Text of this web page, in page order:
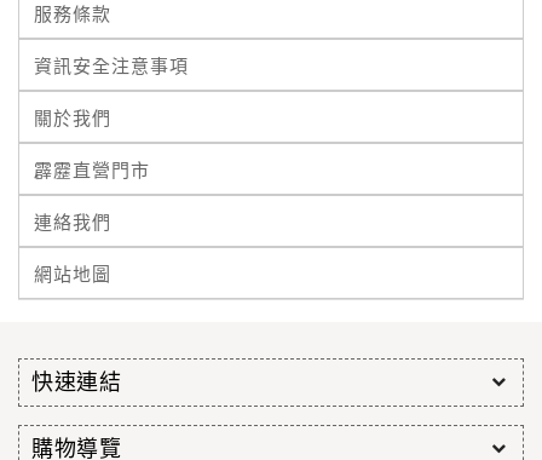
服務條款
資訊安全注意事項
關於我們
霹靂直營門市
連絡我們
網站地圖
快速連結
購物導覽